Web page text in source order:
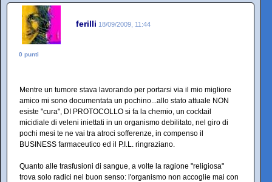
ferilli 18/09/2009, 11:44
0 punti
Mentre un tumore stava lavorando per portarsi via il mio migliore
amico mi sono documentata un pochino...allo stato attuale NON
esiste "cura", DI PROTOCOLLO si fa la chemio, un cocktail
micidiale di veleni iniettati in un organismo debilitato, nel giro di
pochi mesi te ne vai tra atroci sofferenze, in compenso il
BUSINESS farmaceutico ed il P.I.L. ringraziano.
Quanto alle trasfusioni di sangue, a volte la ragione "religiosa"
trova solo radici nel buon senso: l'organismo non accoglie mai con